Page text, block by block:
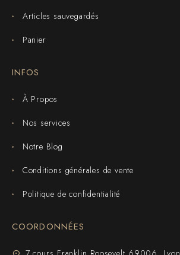
Articles sauvegardés
Panier
INFOS
À Propos
Nos services
Notre Blog
Conditions générales de vente
Politique de confidentialité
COORDONNÉES